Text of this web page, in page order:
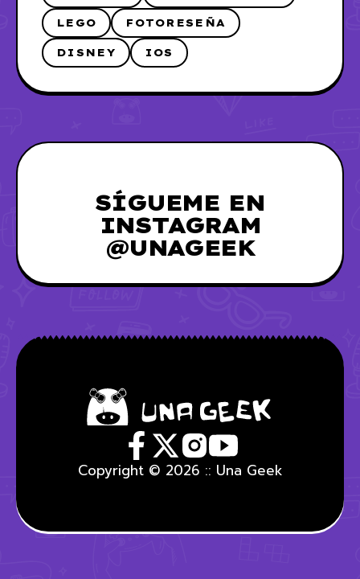
LEGO FOTORESEÑA
DISNEY IOS
SÍGUEME EN
INSTAGRAM
@UNAGEEK
Copyright © 2026 :: Una Geek